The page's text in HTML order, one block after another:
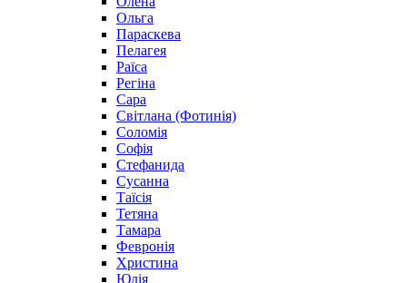
Ольга
Параскева
Пелагея
Раїса
Регіна
Сара
Світлана (Фотинія)
Соломія
Софія
Стефанида
Сусанна
Таїсія
Тетяна
Тамара
Февронія
Христина
Юлія